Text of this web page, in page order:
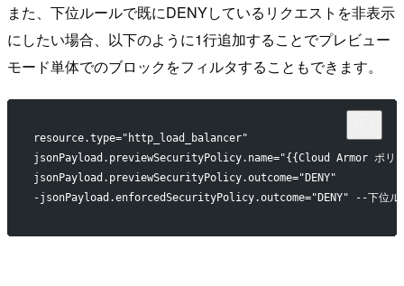
また、下位ルールで既にDENYしているリクエストを非表示
にしたい場合、以下のように1行追加することでプレビュー
モード単体でのブロックをフィルタすることもできます。
resource.type="http_load_balancer"
jsonPayload.previewSecurityPolicy.name="{{Cloud Armor ポリ
jsonPayload.previewSecurityPolicy.outcome="DENY"
-jsonPayload.enforcedSecurityPolicy.outcome="DENY" --下位ルー